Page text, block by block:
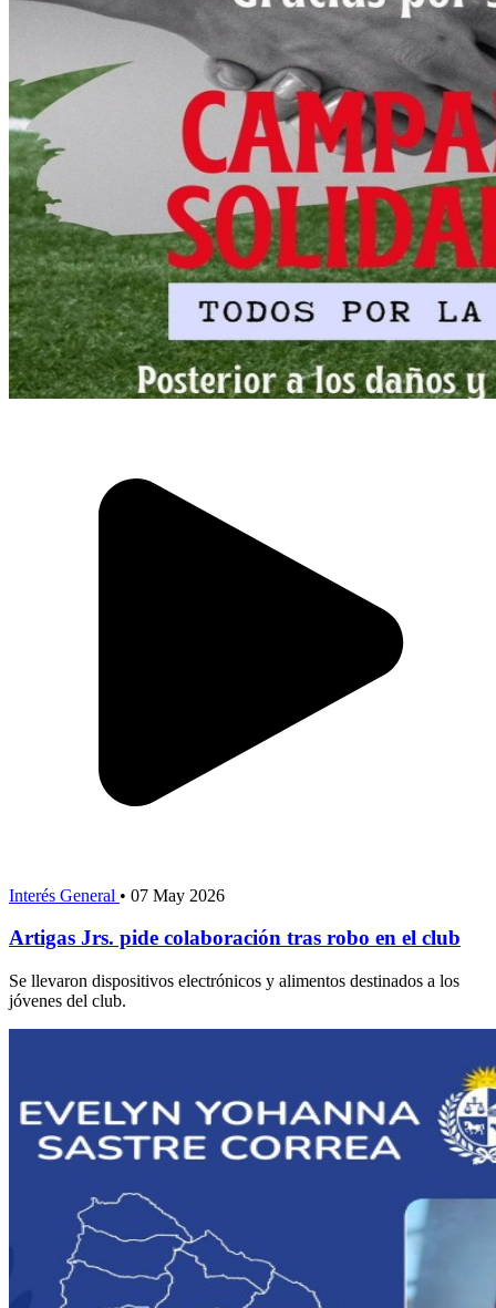
Interés General • 07 May 2026
Artigas Jrs. pide colaboración tras robo en el club
Se llevaron dispositivos electrónicos y alimentos destinados a los
jóvenes del club.